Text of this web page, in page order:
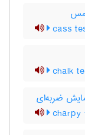
مس
cass
chalk
ضربه‌ای
charpy